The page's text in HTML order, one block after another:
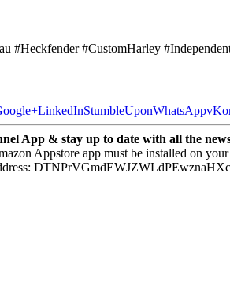
#Heckfender #CustomHarley
LinkedInStumbleUponWhatsApp
App & stay up to date with all the
Appstore app must be installed on